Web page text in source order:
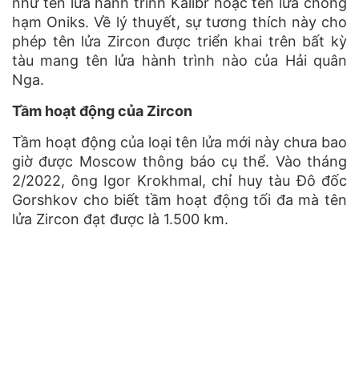
hạm Oniks. Về lý thuyết, sự tương thích này cho
phép tên lửa Zircon được triển khai trên bất kỳ
tàu mang tên lửa hành trình nào của Hải quân
Nga.
Tầm hoạt động của Zircon
Tầm hoạt động của loại tên lửa mới này chưa bao
giờ được Moscow thông báo cụ thể. Vào tháng
2/2022, ông Igor Krokhmal, chỉ huy tàu Đô đốc
Gorshkov cho biết tầm hoạt động tối đa mà tên
lửa Zircon đạt được là 1.500 km.